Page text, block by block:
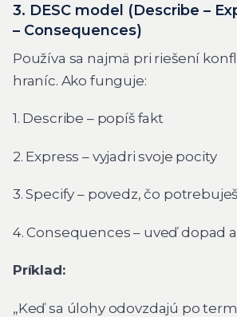
3. DESC model (Describe –
– Consequences)
Používa sa najmä pri riešení
hraníc. Ako funguje:
1. Describe – popíš fakt
2. Express – vyjadri svoje pocity
3. Specify – povedz, čo potrebuješ
4. Consequences – uveď dopad
Príklad:
„Keď sa úlohy odovzdajú po